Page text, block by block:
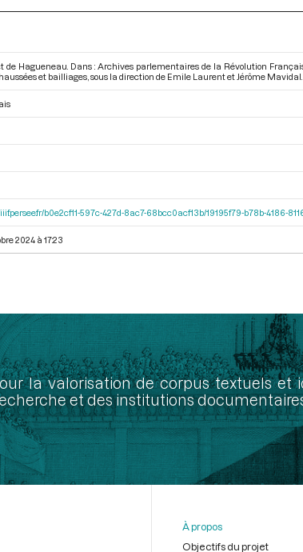
de Hagueneau. Dans : Archives parlementaires de la Révolution
et bailliages, sous la direction de Emile Laurent et Jérôme Mavidal.
b0e2cf11-597c-427d-8ac7-68bcc0acf13b/19195f79-b78b-4186-
2024 à 17:23
la valorisation de corpus textuels et
et des institutions
À propos
Objectifs du projet